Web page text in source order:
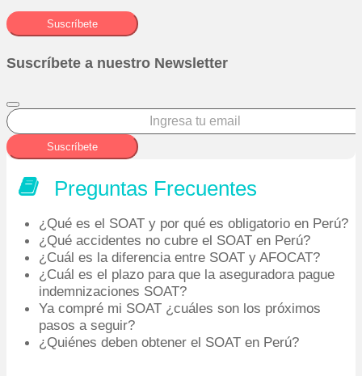
Suscríbete
Suscríbete a nuestro Newsletter
Suscríbete
Preguntas Frecuentes
¿Qué es el SOAT y por qué es obligatorio en Perú?
¿Qué accidentes no cubre el SOAT en Perú?
¿Cuál es la diferencia entre SOAT y AFOCAT?
¿Cuál es el plazo para que la aseguradora pague
indemnizaciones SOAT?
Ya compré mi SOAT ¿cuáles son los próximos
pasos a seguir?
¿Quiénes deben obtener el SOAT en Perú?